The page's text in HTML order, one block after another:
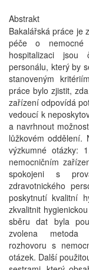
Abstrakt
Bakalářská práce je
péče o nemocné
hospitalizaci jsou
personálu, který by
stanoveným
práce bylo zjistit,
zařízení odpovídá
vedoucí k
a navrhnout
lůžkovém oddělení.
výzkumné otázky:
nemocničním
spokojeni s
zdravotnického
poskytnutí kvalitní
zkvalitnit
sběru dat byla
zvolena metoda
rozhovoru s
otázek. Další